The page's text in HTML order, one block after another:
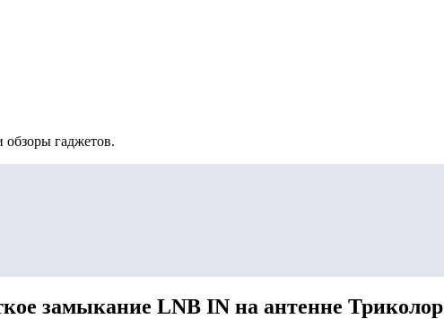
обзоры гаджетов.
замыкание LNB IN на антенне Триколор